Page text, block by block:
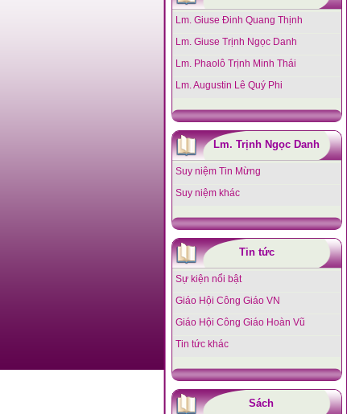
Lm. Giuse Đinh Quang Thịnh
Lm. Giuse Trịnh Ngọc Danh
Lm. Phaolô Trịnh Minh Thái
Lm. Augustin Lê Quý Phi
Lm. Trịnh Ngọc Danh
Suy niệm Tin Mừng
Suy niệm khác
Tin tức
Sự kiện nổi bật
Giáo Hội Công Giáo VN
Giáo Hội Công Giáo Hoàn Vũ
Tin tức khác
Sách